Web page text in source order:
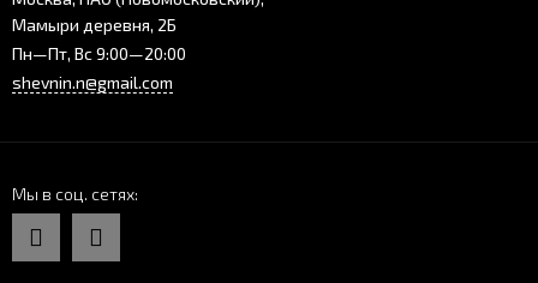
Мамыри деревня, 2Б
Пн—Пт, Вс 9:00—20:00
shevnin.n@gmail.com
Мы в соц. сетях